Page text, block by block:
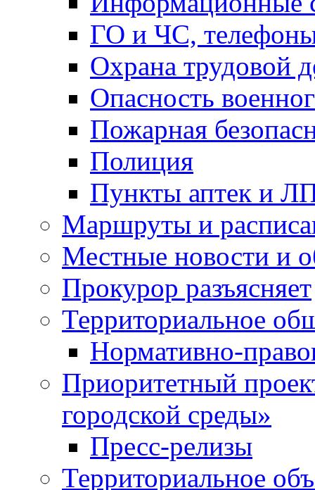
ГО и ЧС,
Охрана трудовой
Опасность
Пожарная
Полиция
Пункты аптек и
Маршруты и
Местные новости и
Прокурор разъясняет
Территориальное
Нормативно-
Приоритетный
городской среды»
Пресс-релизы
Территориальное